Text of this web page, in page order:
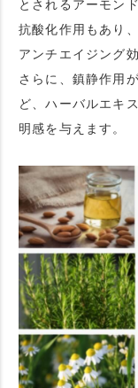
とされるアーモン
抗酸化作用もあり
アンチエイジング
さらに、鎮静作用
ど、ハーバルエキ
明感を与えます。